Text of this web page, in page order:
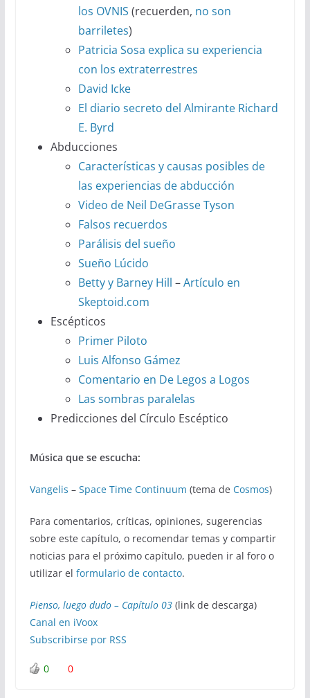
los OVNIS (recuerden, no son
barriletes)
Patricia Sosa explica su experiencia
con los extraterrestres
David Icke
El diario secreto del Almirante Richard
E. Byrd
Abducciones
Características y causas posibles de
las experiencias de abducción
Video de Neil DeGrasse Tyson
Falsos recuerdos
Parálisis del sueño
Sueño Lúcido
Betty y Barney Hill –Artículo en
Skeptoid.com
Escépticos
Primer Piloto
Luis Alfonso Gámez
Comentario en De Legos a Logos
Las sombras paralelas
Predicciones del Círculo Escéptico
Música que se escucha:
Vangelis – Space Time Continuum (tema de Cosmos)
Para comentarios, críticas, opiniones, sugerencias
sobre este capítulo, o recomendar temas y compartir
noticias para el próximo capítulo, pueden ir al foro o
utilizar el formulario de contacto.
Pienso, luego dudo – Capítulo 03(link de descarga)
Canal en iVoox
Subscribirse por RSS
0 0